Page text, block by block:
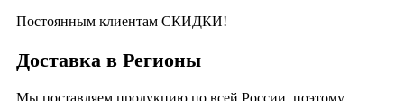
Постоянным клиентам СКИДКИ!
Доставка в Регионы